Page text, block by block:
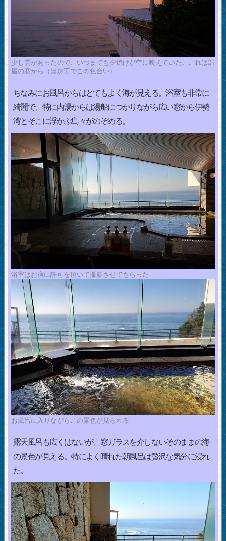
少し雲があったので、いつまでも夕焼けが空に映えていた。これは部
屋の窓から（無加工でこの色合い）
ちなみにお風呂からはとてもよく海が見える。浴室も非常に
綺麗で、特に内湯からは湯船につかりながら広い窓から伊勢
湾とそこに浮かぶ島々がのぞめる。
浴室はお宿に許可を頂いて撮影させてもらった
お風呂に入りながらこの景色が見られる
露天風呂も広くはないが、窓ガラスを介しないそのままの海
の景色が見える。特によく晴れた朝風呂は贅沢な気分に浸れ
た。